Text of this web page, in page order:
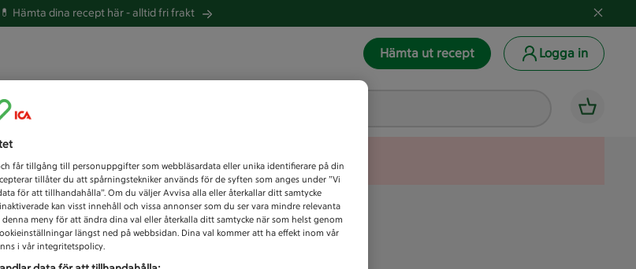
💊 Hämta dina recept här -alltid fri frakt
Hämta ut recept Logga in
Unknown error
får tillgång till personuppgifter som webbläsardata eller unika identifierare på din
tillåter du att spårningstekniker används för de syften som anges under ”Vi
för att tillhandahålla”. Om du väljer Avvisa alla eller återkallar ditt samtycke
kan visst innehåll och vissa annonser som du ser vara mindre relevanta
meny för att ändra dina val eller återkalla ditt samtycke när som helst genom
längst ned på webbsidan. Dina val kommer att ha effekt inom vår
i vår integritetspolicy.